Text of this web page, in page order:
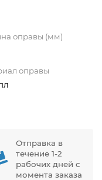
оправы (мм)
оправы
Отправка в
течение 1-2
рабочих дней с
момента заказа